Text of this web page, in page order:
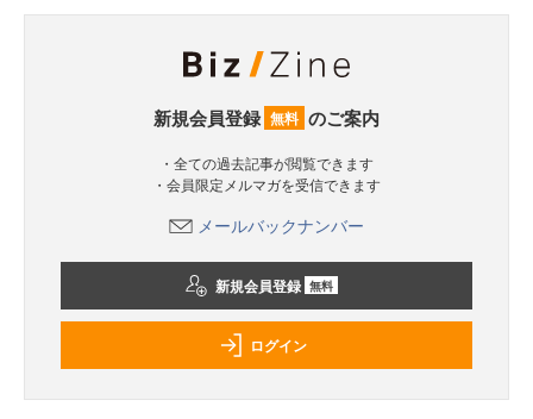
新規会員登録 無料 のご案内
・全ての過去記事が閲覧できます
・会員限定メルマガを受信できます
メールバックナンバー
新規会員登録 無料
ログイン